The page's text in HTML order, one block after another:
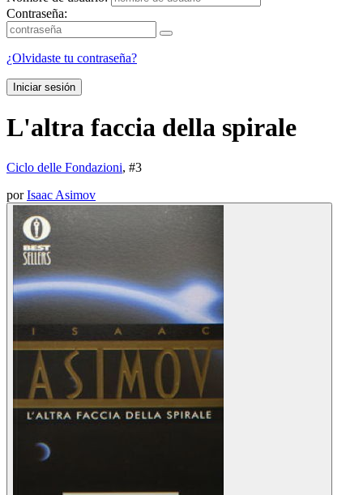
Contraseña:
¿Olvidaste tu contraseña?
Iniciar sesión
L'altra faccia della spirale
Ciclo delle Fondazioni, #3
porIsaac Asimov